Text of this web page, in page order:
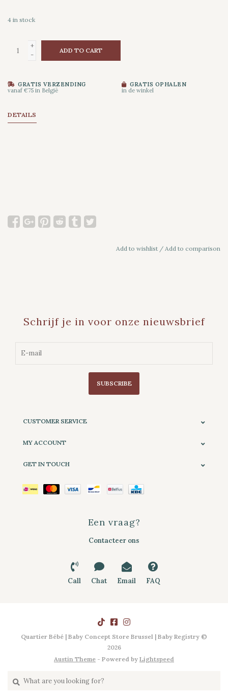
4 in stock
+
-
ADD TO CART
GRATIS VERZENDING
vanaf €75 in België
GRATIS OPHALEN
in de winkel
DETAILS
Add to wishlist / Add to comparison
Schrijf je in voor onze nieuwsbrief
SUBSCRIBE
CUSTOMER SERVICE
MY ACCOUNT
GET IN TOUCH
Een vraag?
Contacteer ons
Call Chat Email FAQ
Quartier Bébé | Baby Concept Store Brussel | Baby Registry ©
2026
Austin Theme - Powered by Lightspeed